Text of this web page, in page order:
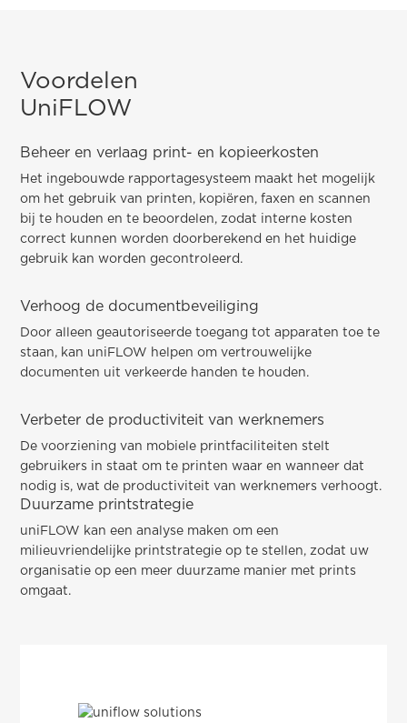
Voordelen
UniFLOW
Beheer en verlaag print- en kopieerkosten
Het ingebouwde rapportagesysteem maakt het mogelijk
om het gebruik van printen, kopiëren, faxen en scannen
bij te houden en te beoordelen, zodat interne kosten
correct kunnen worden doorberekend en het huidige
gebruik kan worden gecontroleerd.
Verhoog de documentbeveiliging
Door alleen geautoriseerde toegang tot apparaten toe te
staan, kan uniFLOW helpen om vertrouwelijke
documenten uit verkeerde handen te houden.
Verbeter de productiviteit van werknemers
De voorziening van mobiele printfaciliteiten stelt
gebruikers in staat om te printen waar en wanneer dat
nodig is, wat de productiviteit van werknemers verhoogt.
Duurzame printstrategie
uniFLOW kan een analyse maken om een
milieuvriendelijke printstrategie op te stellen, zodat uw
organisatie op een meer duurzame manier met prints
omgaat.